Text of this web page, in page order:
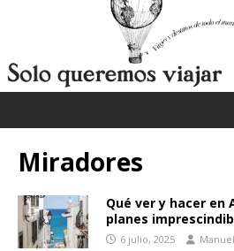
Miradores
Qué ver y hacer en
planes
6 julio, 2025